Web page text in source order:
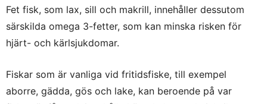
Fet fisk, som lax, sill och makrill, innehåller dessutom
särskilda omega 3-fetter, som kan minska risken för
hjärt- och kärlsjukdomar.
Fiskar som är vanliga vid fritidsfiske, till exempel
aborre, gädda, gös och lake, kan beroende på var